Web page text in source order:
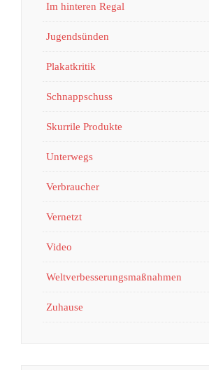
Im hinteren Regal
Jugendsünden
Plakatkritik
Schnappschuss
Skurrile Produkte
Unterwegs
Verbraucher
Vernetzt
Video
Weltverbesserungsmaßnahmen
Zuhause